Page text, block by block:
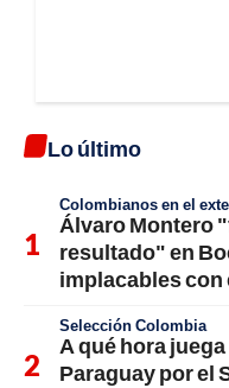
Lo último
Colombianos en el
Álvaro Montero
resultado" en
implacables con
Selección Colombia
A qué hora
Paraguay por el